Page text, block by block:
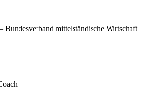
mittelständische Wirtschaft